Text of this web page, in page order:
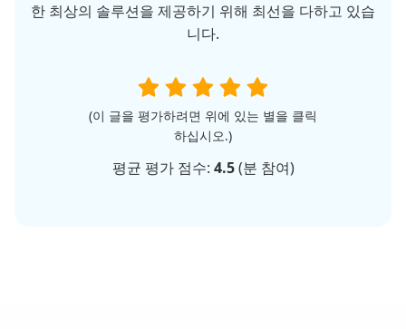
한 최상의 솔루션을 제공하기 위해 최선을 다하고 있습
니다.
(이 글을 평가하려면 위에 있는 별을 클릭
하십시오.)
평균 평가 점수: 4.5(분 참여)